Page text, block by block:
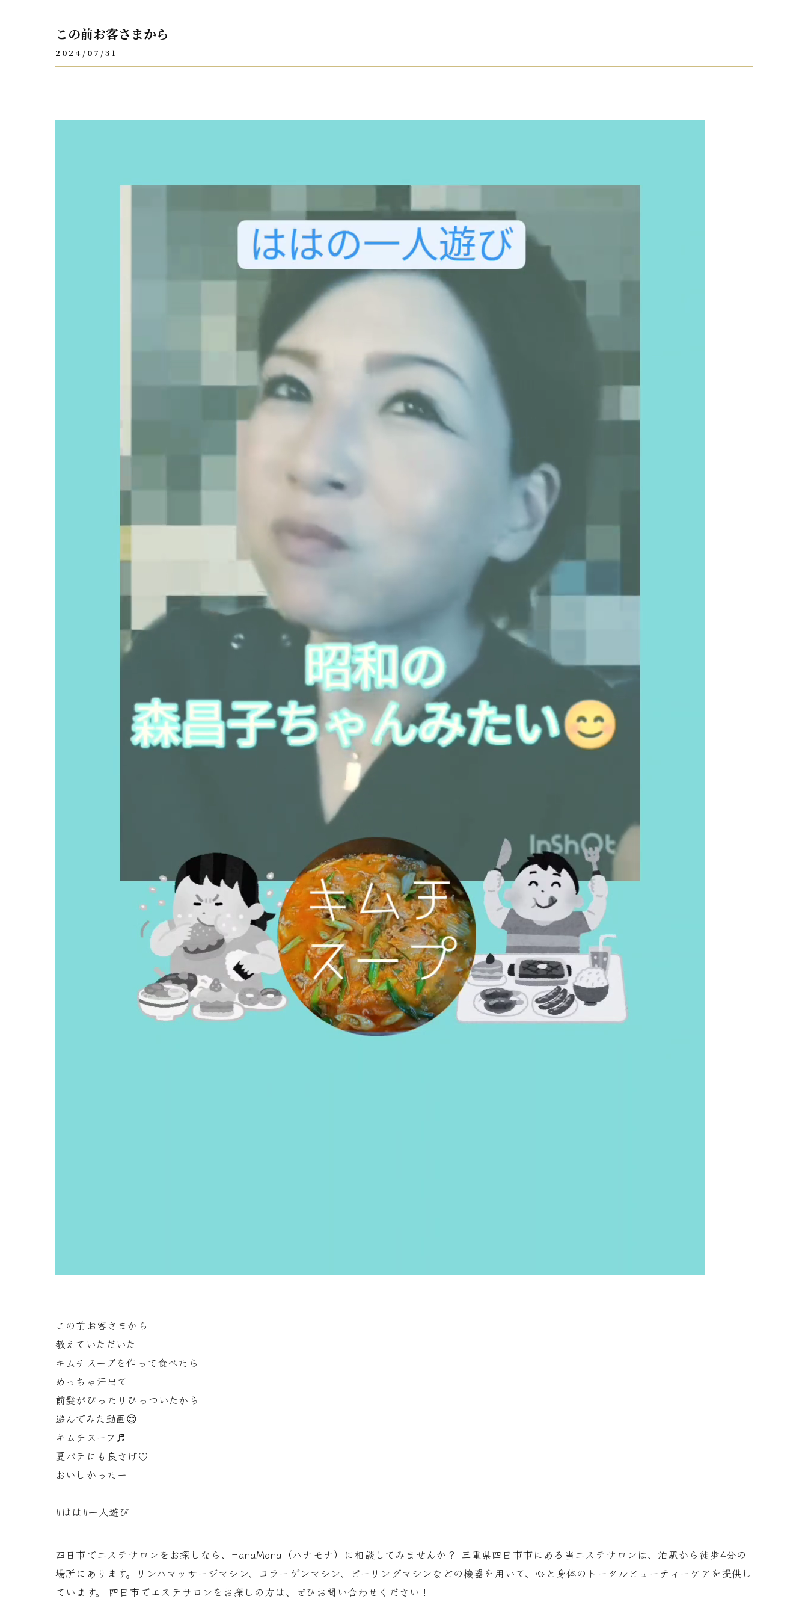
この前お客さまから
2024/07/31
この前お客さまから
教えていただいた
キムチスープを作って食べたら
めっちゃ汗出て
前髪がぴったりひっついたから
遊んでみた動画😊
キムチスープ♬
夏バテにも良さげ♡
おいしかったー
#はは#一人遊び
四日市でエステサロンをお探しなら、HanaMona（ハナモナ）に相談してみませんか？ 三重県四日市市にある当エステサロンは、泊駅から徒歩4分の
場所にあります。リンパマッサージマシン、コラーゲンマシン、ピーリングマシンなどの機器を用いて、心と身体のトータルビューティーケアを提供し
ています。 四日市でエステサロンをお探しの方は、ぜひお問い合わせください！